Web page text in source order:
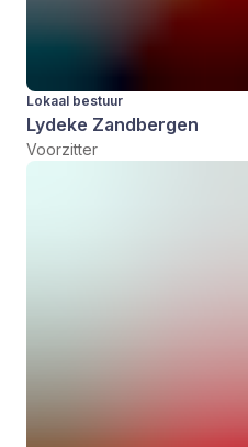
Lokaal bestuur
Lydeke Zandbergen
Voorzitter